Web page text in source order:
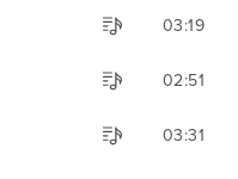
03:19
02:51
03:31